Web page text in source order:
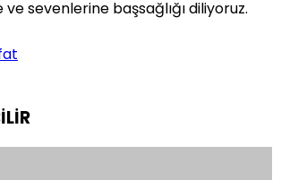
sevenlerine başsağlığı diliyoruz.